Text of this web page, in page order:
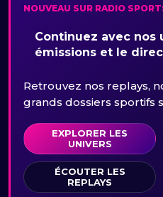
NOUVEAU SUR RADIO
Continuez avec nos
émissions et le
Retrouvez nos replays,
grands dossiers sportifs
EXPLORER LES
UNIVERS
ÉCOUTER LES
REPLAYS